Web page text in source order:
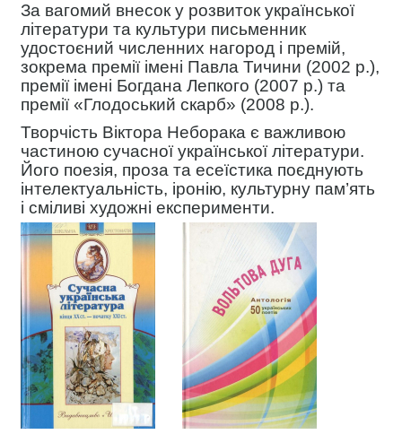
За вагомий внесок у розвиток української
літератури та культури письменник
удостоєний численних нагород і премій,
зокрема премії імені Павла Тичини (2002 р.),
премії імені Богдана Лепкого (2007 р.) та
премії «Глодоський скарб» (2008 р.).
Творчість Віктора Неборака є важливою
частиною сучасної української літератури.
Його поезія, проза та есеїстика поєднують
інтелектуальність, іронію, культурну пам’ять
і сміливі художні експерименти.